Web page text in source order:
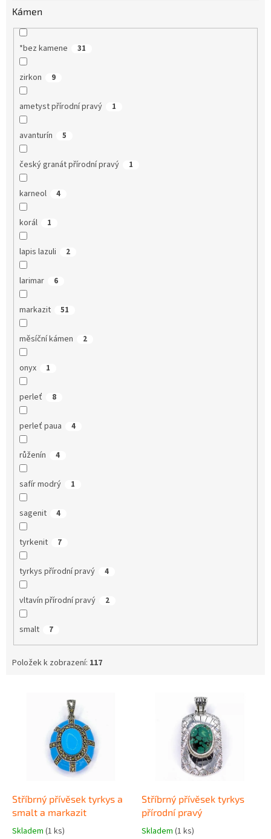
Kámen
*bez kamene 31
zirkon 9
ametyst přírodní pravý 1
avanturín 5
český granát přírodní pravý 1
karneol 4
korál 1
lapis lazuli 2
larimar 6
markazit 51
měsíční kámen 2
onyx 1
perleť 8
perleť paua 4
růženín 4
safír modrý 1
sagenit 4
tyrkenit 7
tyrkys přírodní pravý 4
vltavín přírodní pravý 2
smalt 7
Položek k zobrazení: 117
Stříbrný přívěsek tyrkys a
smalt a markazit
Skladem (1 ks)
Stříbrný přívěsek tyrkys
přírodní pravý
Skladem (1 ks)